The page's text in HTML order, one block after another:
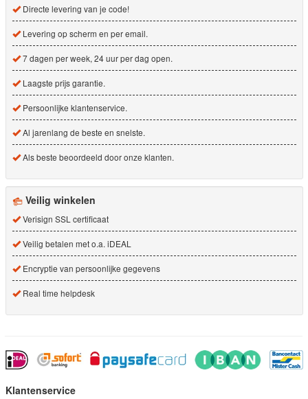
Directe levering van je code!
Levering op scherm en per email.
7 dagen per week, 24 uur per dag open.
Laagste prijs garantie.
Persoonlijke klantenservice.
Al jarenlang de beste en snelste.
Als beste beoordeeld door onze klanten.
Veilig winkelen
Verisign SSL certificaat
Veilig betalen met o.a. iDEAL
Encryptie van persoonlijke gegevens
Real time helpdesk
Klantenservice